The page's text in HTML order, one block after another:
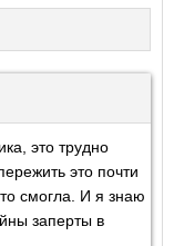
это трудно
это почти
смогла. И я знаю
заперты в